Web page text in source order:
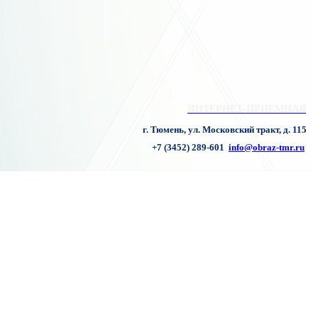
г. Тюмень, ул. Московский тракт, д. 115
+7 (3452) 289-601 info@obraz-tmr.ru